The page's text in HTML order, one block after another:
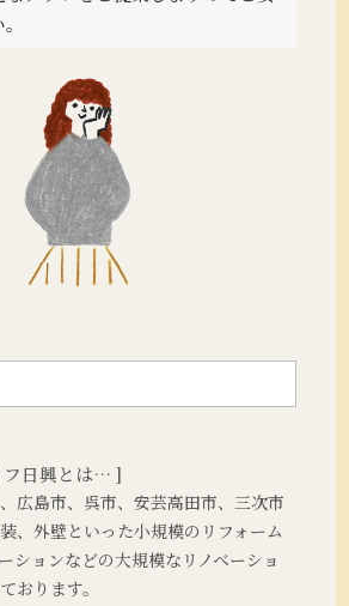
フ日興とは… ]
広島市、呉市、安芸高田市、三次市
、外壁といった小規模のリフォーム
ションなどの大規模なリノベーショ
おります。